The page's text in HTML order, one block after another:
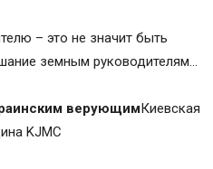
– это не значит быть
земным руководителям…
верующимКиевская
KJMC